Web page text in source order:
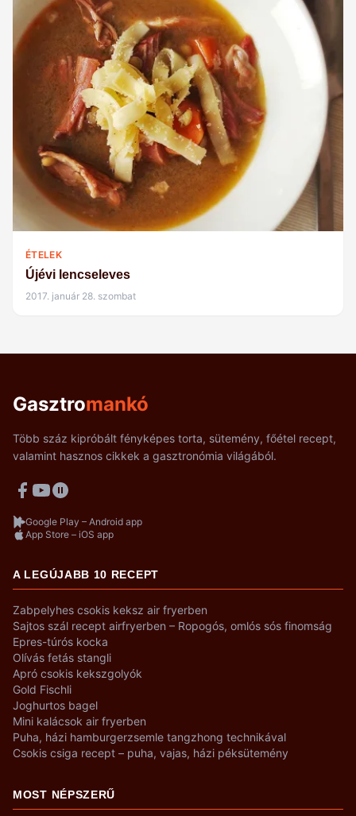
ÉTELEK
Újévi lencseleves
2017. január 28. szombat
Gasztromankó
Több száz kipróbált fényképes torta, sütemény, főétel recept,
valamint hasznos cikkek a gasztronómia világából.
Google Play – Android app
App Store – iOS app
A LEGÚJABB 10 RECEPT
Zabpelyhes csokis keksz air fryerben
Sajtos szál recept airfryerben – Ropogós, omlós sós finomság
Epres-túrós kocka
Olívás fetás stangli
Apró csokis kekszgolyók
Gold Fischli
Joghurtos bagel
Mini kalácsok air fryerben
Puha, házi hamburgerzsemle tangzhong technikával
Csokis csiga recept – puha, vajas, házi péksütemény
MOST NÉPSZERŰ